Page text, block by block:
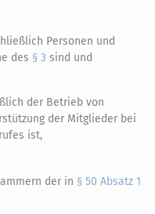
Personen und
des § 3 sind und
der Betrieb von
der Mitglieder bei
ist,
der in § 50 Absatz 1